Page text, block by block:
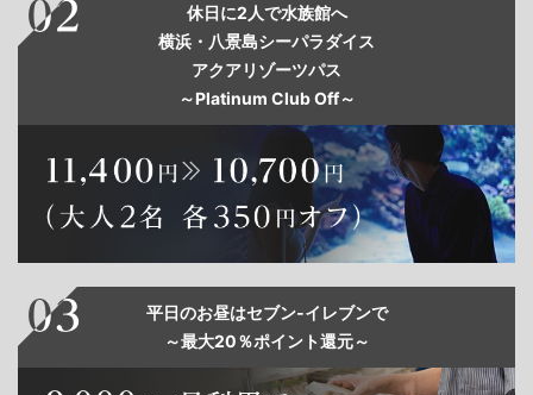
休日に2人で水族館へ
横浜・八景島シーパラダイス
アクアリゾーツパス
～Platinum Club Off～
平日のお昼はセブン‐イレブンで
～最大20％ポイント還元～